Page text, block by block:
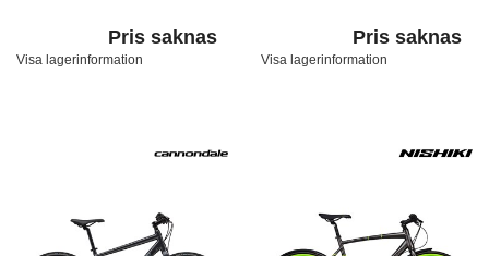
Pris saknas
Visa lagerinformation
Pris saknas
Visa lagerinformation